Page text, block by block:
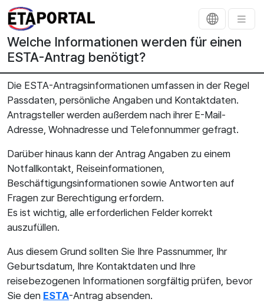
Welche Informationen werden für einen
ESTA-Antrag benötigt?
Die ESTA-Antragsinformationen umfassen in der Regel
Passdaten, persönliche Angaben und Kontaktdaten.
Antragsteller werden außerdem nach ihrer E-Mail-
Adresse, Wohnadresse und Telefonnummer gefragt.
Darüber hinaus kann der Antrag Angaben zu einem
Notfallkontakt, Reiseinformationen,
Beschäftigungsinformationen sowie Antworten auf
Fragen zur Berechtigung erfordern.
Es ist wichtig, alle erforderlichen Felder korrekt
auszufüllen.
Aus diesem Grund sollten Sie Ihre Passnummer, Ihr
Geburtsdatum, Ihre Kontaktdaten und Ihre
reisebezogenen Informationen sorgfältig prüfen, bevor
Sie den ESTA-Antrag absenden.